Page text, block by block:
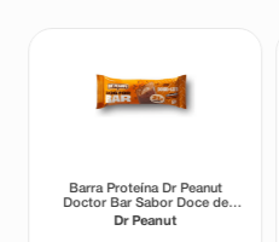
Barra Proteína Dr Peanut
Doctor Bar Sabor Doce de
Leite 62g
Dr Peanut